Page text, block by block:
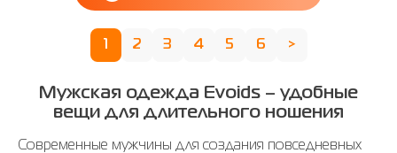
2 3 4 5 6 >
Мужская одежда Evoids – удобные
вещи для длительного ношения
Современные мужчины для создания повседневных